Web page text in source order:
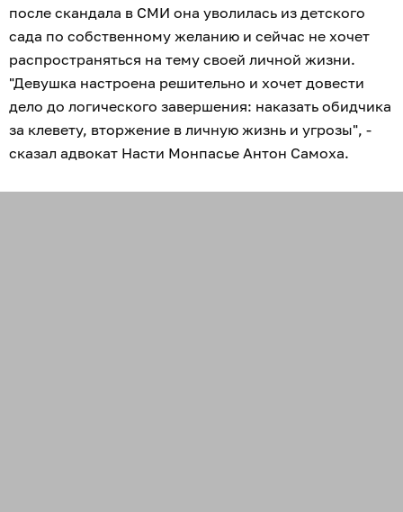
после скандала в СМИ она уволилась из детского
сада по собственному желанию и сейчас не хочет
распространяться на тему своей личной жизни.
"Девушка настроена решительно и хочет довести
дело до логического завершения: наказать обидчика
за клевету, вторжение в личную жизнь и угрозы", -
сказал адвокат Насти Монпасье Антон Самоха.